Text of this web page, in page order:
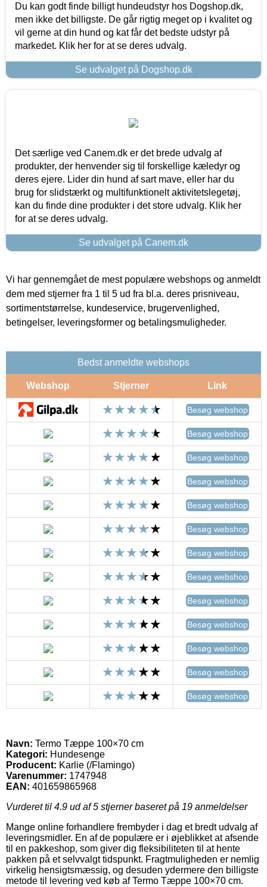
Du kan godt finde billigt hundeudstyr hos Dogshop.dk,
men ikke det billigste. De går rigtig meget op i kvalitet og
vil gerne at din hund og kat får det bedste udstyr på
markedet. Klik her for at se deres udvalg.
Se udvalget på Dogshop.dk
Det særlige ved Canem.dk er det brede udvalg af
produkter, der henvender sig til forskellige kæledyr og
deres ejere. Lider din hund af sart mave, eller har du
brug for slidstærkt og multifunktionelt aktivitetslegetøj,
kan du finde dine produkter i det store udvalg. Klik her
for at se deres udvalg.
Se udvalget på Canem.dk
Vi har gennemgået de mest populære webshops og anmeldt
dem med stjerner fra 1 til 5 ud fra bl.a. deres prisniveau,
sortimentstørrelse, kundeservice, brugervenlighed,
betingelser, leveringsformer og betalingsmuligheder.
Bedst anmeldte webshops
Webshop Stjerner Link
Besøg webshop
Besøg webshop
Besøg webshop
Besøg webshop
Besøg webshop
Besøg webshop
Besøg webshop
Besøg webshop
Besøg webshop
Besøg webshop
Besøg webshop
Besøg webshop
Besøg webshop
Navn: Termo Tæppe 100×70 cm
Kategori: Hundesenge
Producent: Karlie (/Flamingo)
Varenummer: 1747948
EAN: 401659865968
Vurderet til 4.9 ud af 5 stjerner baseret på 19 anmeldelser
Mange online forhandlere frembyder i dag et bredt udvalg af
leveringsmidler. En af de populære er i øjeblikket at afsende
til en pakkeshop, som giver dig fleksibiliteten til at hente
pakken på et selvvalgt tidspunkt. Fragtmuligheden er nemlig
virkelig hensigtsmæssig, og desuden ydermere den billigste
metode til levering ved køb af Termo Tæppe 100×70 cm.